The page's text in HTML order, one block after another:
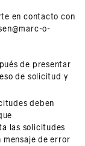
en contacto con
o-
de presentar
de solicitud y
deben
las solicitudes
de error